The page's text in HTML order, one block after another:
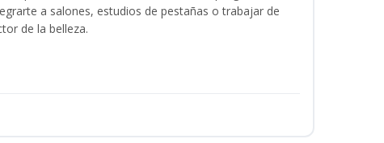
a salones, estudios de pestañas o trabajar de
de la belleza.